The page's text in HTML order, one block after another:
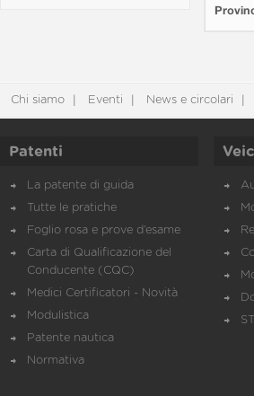
Chi siamo Eventi News e circolari
Patenti
La patente di guida
Tutte le pratiche
Foglio rosa e prove d’esame
Carta di Qualificazione del
Conducente (CQC)
Medici Certificatori - Novità
Modulistica
Patente nautica
Normativa